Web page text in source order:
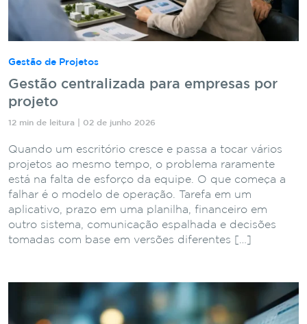
Gestão de Projetos
Gestão centralizada para empresas por
projeto
12 min de leitura | 02 de junho 2026
Quando um escritório cresce e passa a tocar vários
projetos ao mesmo tempo, o problema raramente
está na falta de esforço da equipe. O que começa a
falhar é o modelo de operação. Tarefa em um
aplicativo, prazo em uma planilha, financeiro em
outro sistema, comunicação espalhada e decisões
tomadas com base em versões diferentes […]